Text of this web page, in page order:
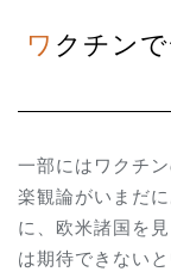
ワクチンでデルタ株の感染は防げるの
一部にはワクチ
楽観論がいまだ
に、欧米諸国を
は期待できない